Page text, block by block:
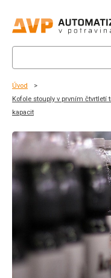
Úvod
Kofole stouply v prvním čtvrtletí
kapacit